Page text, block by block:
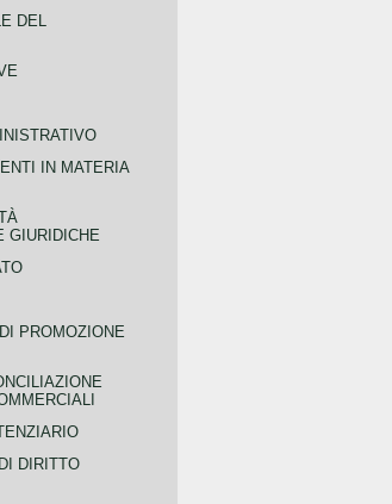
DEL
IN MATERIA
GIURIDICHE
PROMOZIONE
DIRITTO